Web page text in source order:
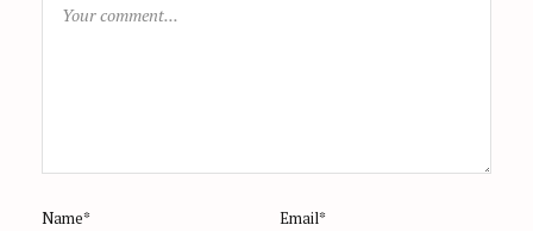
Name* Email*